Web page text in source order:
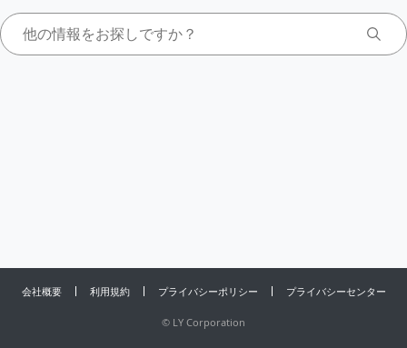
会社概要 利用規約 プライバシーポリシー プライバシーセンター
© LY Corporation